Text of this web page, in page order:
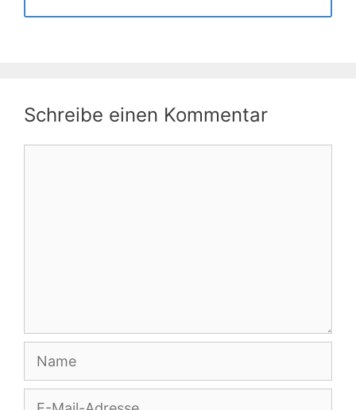
Schreibe einen Kommentar